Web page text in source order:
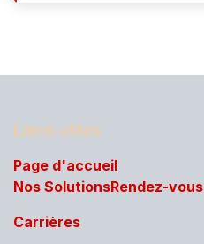
Liens utiles
Page d'acc​ueil
Nos SolutionsRendez-vous
Carrières